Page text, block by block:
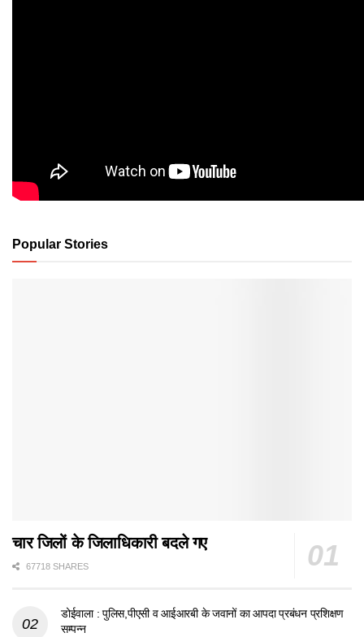
Popular Stories
चार जिलों के जिलाधिकारी बदले गए
67718 SHARES
डोईवाला : पुलिस,पीएसी व आईआरबी के जवानों का आपदा प्रबंधन प्रशिक्षण
सम्पन्न